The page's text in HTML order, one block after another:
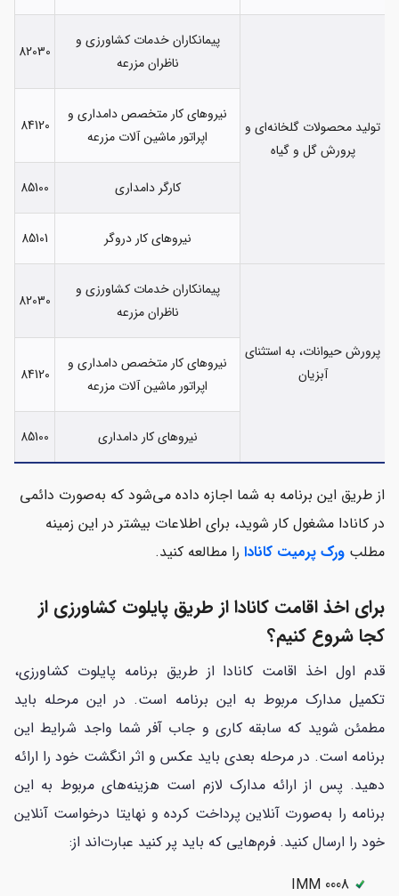
تولید محصولات گلخانه‌ای و
پرورش گل و گیاه
پیمانکاران خدمات کشاورزی و
ناظران مزرعه
82030
نیروهای کار متخصص دامداری و
اپراتور ماشین آلات مزرعه
84120
کارگر دامداری 85100
نیروهای کار دروگر 85101
پرورش حیوانات، به استثنای
آبزیان
پیمانکاران خدمات کشاورزی و
ناظران مزرعه
82030
نیروهای کار متخصص دامداری و
اپراتور ماشین آلات مزرعه
84120
نیروهای کار دامداری 85100
از طریق این برنامه به شما اجازه داده می‌شود که به‌صورت دائمی
در کانادا مشغول کار شوید، برای اطلاعات بیشتر در این زمینه
مطلب ورک پرمیت کانادا را مطالعه کنید.
برای اخذ اقامت کانادا از طریق پایلوت کشاورزی از
کجا شروع کنیم؟
قدم اول اخذ اقامت کانادا از طریق برنامه پایلوت کشاورزی،
تکمیل مدارک مربوط به این برنامه است. در این مرحله باید
مطمئن شوید که سابقه کاری و جاب آفر شما واجد شرایط این
برنامه است. در مرحله بعدی باید عکس و اثر انگشت خود را ارائه
دهید. پس از ارائه مدارک لازم است هزینه‌های مربوط به این
برنامه را به‌صورت آنلاین پرداخت کرده و نهایتا درخواست آنلاین
خود را ارسال کنید. فرم‌هایی که باید پر کنید عبارت‌اند از:
IMM 0008